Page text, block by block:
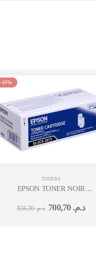
-15%
TONERS
EPSON TONER NOIR
C1700/AL-C1750/AL-CX17/AL
د.م.824,30 د.م. 700,70